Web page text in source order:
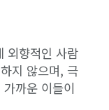
외향적인 사람
지 않으며, 극
까운 이들이